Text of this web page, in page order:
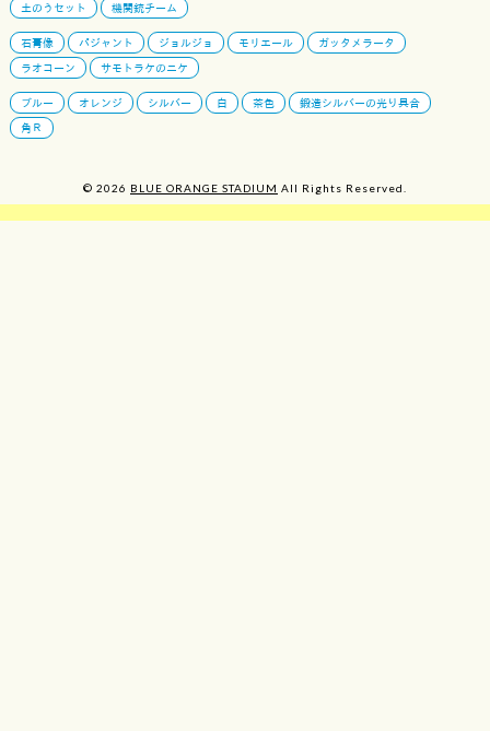
土のうセット
機関銃チーム
石膏像 パジャント ジョルジョ モリエール
ガッタメラータ
ラオコーン
サモトラケのニケ
ブルー オレンジ シルバー 白 茶色
鍛造シルバーの光り具合
角Ｒ
© 2026 BLUE ORANGE STADIUM All Rights Reserved.